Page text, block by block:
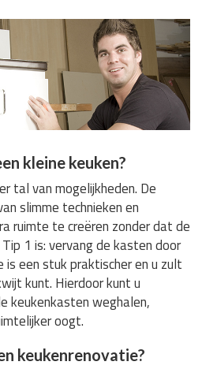
kleine keuken?
tal van mogelijkheden. De
slimme technieken en
ruimte te creëren zonder dat de
1 is: vervang de kasten door
is een stuk praktischer en u zult
kunt. Hierdoor kunt u
keukenkasten weghalen,
oogt.
keukenrenovatie?